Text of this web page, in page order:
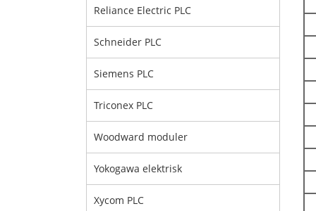
Reliance Electric PLC
Schneider PLC
Siemens PLC
Triconex PLC
Woodward moduler
Yokogawa elektrisk
Xycom PLC